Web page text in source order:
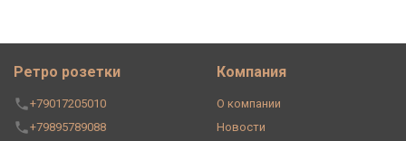
Ретро розетки
+79017205010
+79895789088
Компания
О компании
Новости